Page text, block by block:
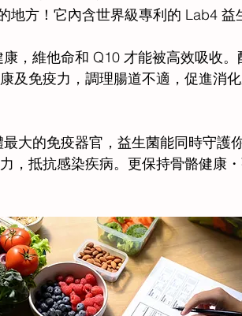
地方！它內含世界級專利的 Lab4 益
，維他命和 Q10 才能被高效吸收。
及免疫力，調理腸道不適，促進消
最大的免疫器官，益生菌能同時守護
，抵抗感染疾病。更保持骨骼健康